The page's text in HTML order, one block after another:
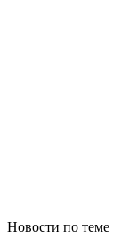
Новости по теме